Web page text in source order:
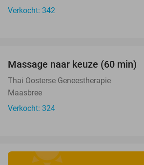
Verkocht: 342
Massage naar keuze (60 min)
Thai Oosterse Geneestherapie
Maasbree
Verkocht: 324